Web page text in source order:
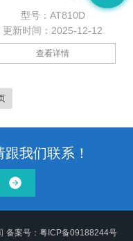
使用高亮彩色VFD屏幕的智
测试仪器。大规模的贴片
的运用，使得AT810D仅需
机箱即可容纳。依赖于安柏
的技术，使其性能亦无可挑
测试频率，并且提供
和1V测试电平，使其能*一
型号：AT810D
更新时间：2025-12-12
查看详情
我们联系！
备案号：粤ICP备09188244号